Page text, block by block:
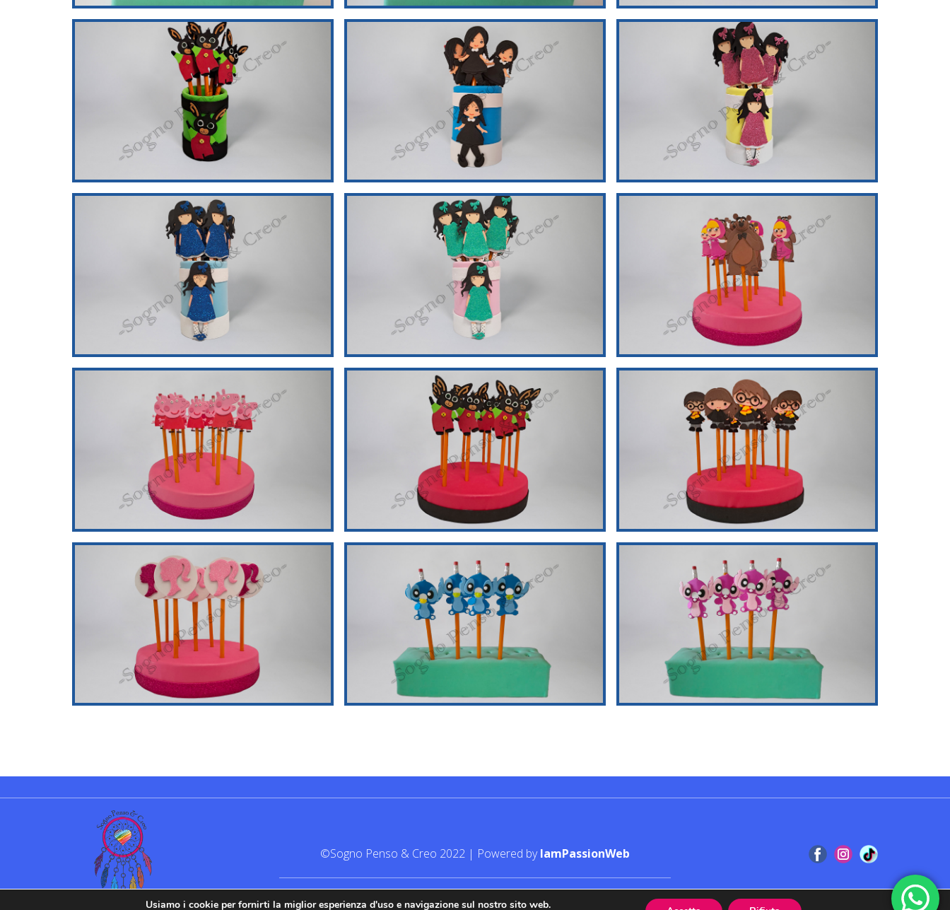
©Sogno Penso & Creo 2022 | Powered byIamPassionWeb
Usiamo i cookie per fornirti la miglior esperienza d'uso e navigazione sul nostro sito web.